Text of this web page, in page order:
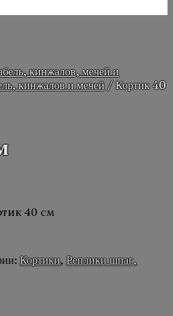
кинжалов, мечей и
кинжалов и мечей / Кортик 40
40 см
Кортики,Реплики шпаг,